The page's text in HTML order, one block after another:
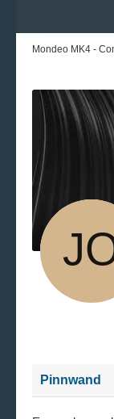
Mondeo MK4 -
Pinnwand